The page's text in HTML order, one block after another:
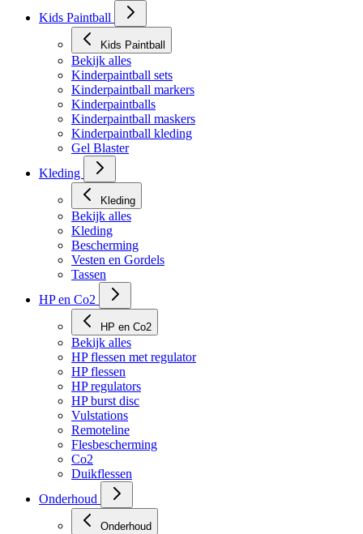
Kids Paintball
Kids Paintball
Bekijk alles
Kinderpaintball sets
Kinderpaintball markers
Kinderpaintballs
Kinderpaintball maskers
Kinderpaintball kleding
Gel Blaster
Kleding
Kleding
Bekijk alles
Kleding
Bescherming
Vesten en Gordels
Tassen
HP en Co2
HP en Co2
Bekijk alles
HP flessen met regulator
HP flessen
HP regulators
HP burst disc
Vulstations
Remoteline
Flesbescherming
Co2
Duikflessen
Onderhoud
Onderhoud